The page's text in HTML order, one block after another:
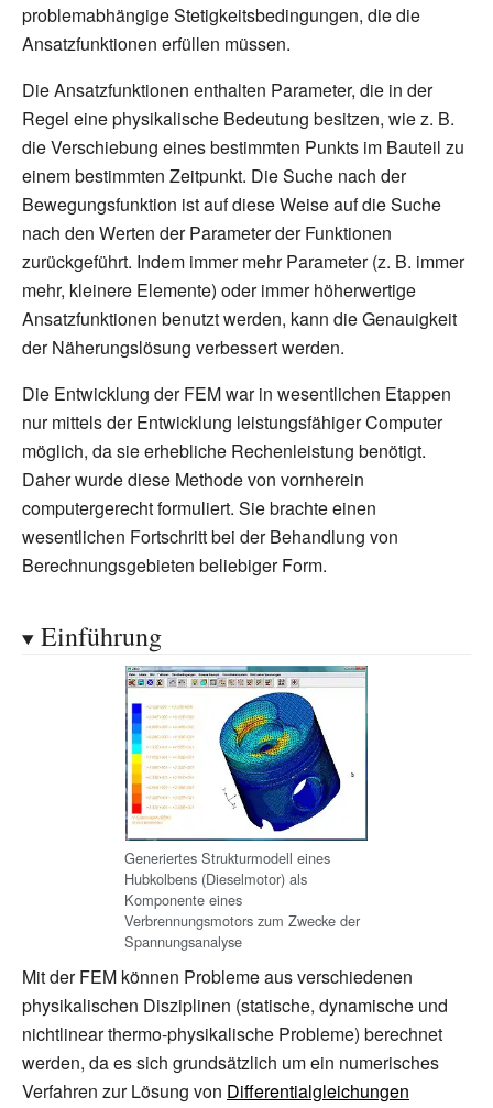
problemabhängige Stetigkeitsbedingungen, die die
Ansatzfunktionen erfüllen müssen.
Die Ansatzfunktionen enthalten Parameter, die in der
Regel eine physikalische Bedeutung besitzen, wie z. B.
die Verschiebung eines bestimmten Punkts im Bauteil zu
einem bestimmten Zeitpunkt. Die Suche nach der
Bewegungsfunktion ist auf diese Weise auf die Suche
nach den Werten der Parameter der Funktionen
zurückgeführt. Indem immer mehr Parameter (z. B. immer
mehr, kleinere Elemente) oder immer höherwertige
Ansatzfunktionen benutzt werden, kann die Genauigkeit
der Näherungslösung verbessert werden.
Die Entwicklung der FEM war in wesentlichen Etappen
nur mittels der Entwicklung leistungsfähiger Computer
möglich, da sie erhebliche Rechenleistung benötigt.
Daher wurde diese Methode von vornherein
computergerecht formuliert. Sie brachte einen
wesentlichen Fortschritt bei der Behandlung von
Berechnungsgebieten beliebiger Form.
Einführung
Generiertes Strukturmodell eines
Hubkolbens (Dieselmotor) als
Komponente eines
Verbrennungsmotors zum Zwecke der
Spannungsanalyse
Mit der FEM können Probleme aus verschiedenen
physikalischen Disziplinen (statische, dynamische und
nichtlinear thermo-physikalische Probleme) berechnet
werden, da es sich grundsätzlich um ein numerisches
Verfahren zur Lösung von Differentialgleichungen